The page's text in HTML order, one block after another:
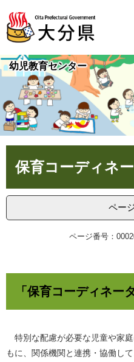
ジ
先
頭
。
ュ
を
飛
て
本
文
へ
幼児教育センター
保育コーディネ
ペー
ページ番号：
「保育コーディネー
特別な配慮が必要な児童や家
もに、関係機関と連携・協働し